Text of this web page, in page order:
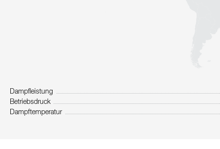
Dampfleistung
Betriebsdruck
Dampftemperatur